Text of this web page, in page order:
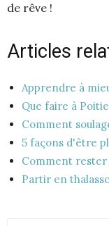
de rêve !
Articles
Apprendre à
Que faire à
Comment
5 façons d'être
Comment rester
Partir en